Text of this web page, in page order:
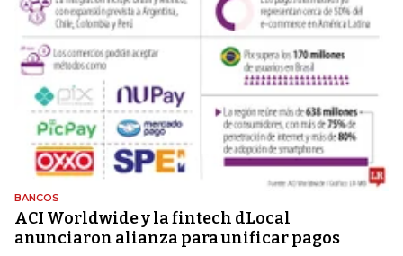
BANCOS
ACI Worldwide y la fintech dLocal
anunciaron alianza para unificar pagos